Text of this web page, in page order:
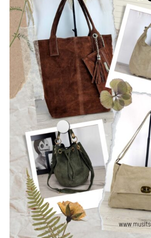
Οι “Ρωγμές” είναι ένα νεοσύστατο
συγκρότημα που ιδρύθηκε τον Ιούλιο
την Ναύπακτο. Το όνομά τους
φιλοσοφία τους: να ραγίσουν τις
τη σιωπή και να αφήσουν το φως να
ρωγμές της καθημερινότητας. Με ήχο
ανάμεσα στο εναλλακτικό ροκ, τον
ωμή ενέργεια της σκηνής, οι Ρωγμές
μουσική που μιλά για την κοινωνία, τις
και την ανάγκη για αλήθεια.
Μέλη του συγκροτήματος:
Φωνή & Κιθάρα, Σαράντης Δημήτρης –
Θωμάς – Μπάσο, Μηλιώνης Γρηγόρης